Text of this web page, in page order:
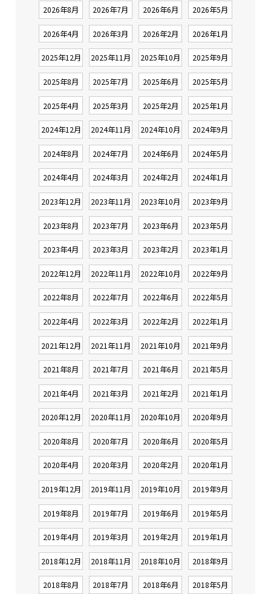
2026年8月 2026年7月 2026年6月 2026年5月
2026年4月 2026年3月 2026年2月 2026年1月
2025年12月 2025年11月 2025年10月 2025年9月
2025年8月 2025年7月 2025年6月 2025年5月
2025年4月 2025年3月 2025年2月 2025年1月
2024年12月 2024年11月 2024年10月 2024年9月
2024年8月 2024年7月 2024年6月 2024年5月
2024年4月 2024年3月 2024年2月 2024年1月
2023年12月 2023年11月 2023年10月 2023年9月
2023年8月 2023年7月 2023年6月 2023年5月
2023年4月 2023年3月 2023年2月 2023年1月
2022年12月 2022年11月 2022年10月 2022年9月
2022年8月 2022年7月 2022年6月 2022年5月
2022年4月 2022年3月 2022年2月 2022年1月
2021年12月 2021年11月 2021年10月 2021年9月
2021年8月 2021年7月 2021年6月 2021年5月
2021年4月 2021年3月 2021年2月 2021年1月
2020年12月 2020年11月 2020年10月 2020年9月
2020年8月 2020年7月 2020年6月 2020年5月
2020年4月 2020年3月 2020年2月 2020年1月
2019年12月 2019年11月 2019年10月 2019年9月
2019年8月 2019年7月 2019年6月 2019年5月
2019年4月 2019年3月 2019年2月 2019年1月
2018年12月 2018年11月 2018年10月 2018年9月
2018年8月 2018年7月 2018年6月 2018年5月